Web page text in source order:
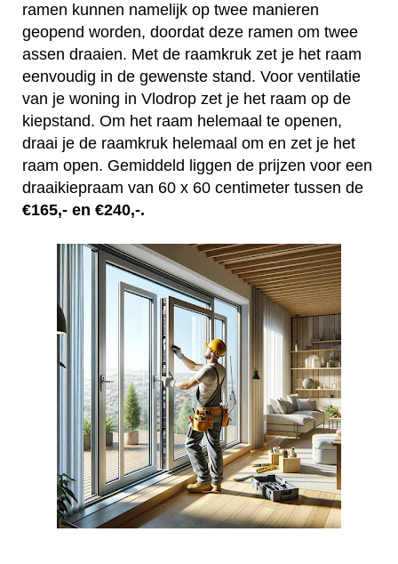
ramen kunnen namelijk op twee manieren
geopend worden, doordat deze ramen om twee
assen draaien. Met de raamkruk zet je het raam
eenvoudig in de gewenste stand. Voor ventilatie
van je woning in Vlodrop zet je het raam op de
kiepstand. Om het raam helemaal te openen,
draai je de raamkruk helemaal om en zet je het
raam open. Gemiddeld liggen de prijzen voor een
draaikiepraam van 60 x 60 centimeter tussen de
€165,- en €240,-.